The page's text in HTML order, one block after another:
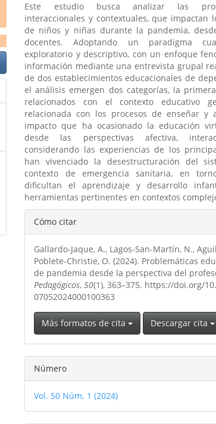
Este estudio busca analizar las
interaccionales y contextuales, que impactan
de niños y niñas durante la pandemia,
docentes. Adoptando un paradigma
exploratorio y descriptivo, con un enfoque
información mediante una entrevista grupal
de dos establecimientos educacionales de
el análisis emergen dos categorías, la
relacionados con el contexto educativo
relacionada con los procesos de enseñar y
impacto que ha ocasionado la educación
desde las perspectivas afectiva,
considerando las experiencias de los
han vivenciado la desestructuración del
contexto de emergencia sanitaria, en
dificultan el aprendizaje y desarrollo
herramientas pertinentes en contextos
Detalles
del
artículo
Cómo citar
Gallardo-Jaque, A., Lagos-San-Martín, N.,
Poblete-Christie, O. (2024). Problemáticas
de pandemia desde la perspectiva del
Pedagógicos,50(1), 363–375. https://doi.org/
07052024000100363
Más formatos de cita Descargar cita
Número
Vol. 50 Núm. 1 (2024)